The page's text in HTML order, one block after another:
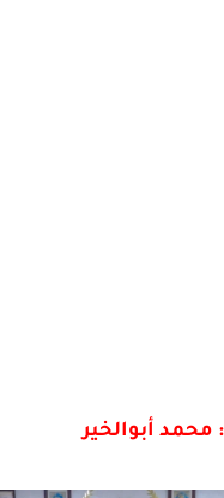
محمد أبوالخير